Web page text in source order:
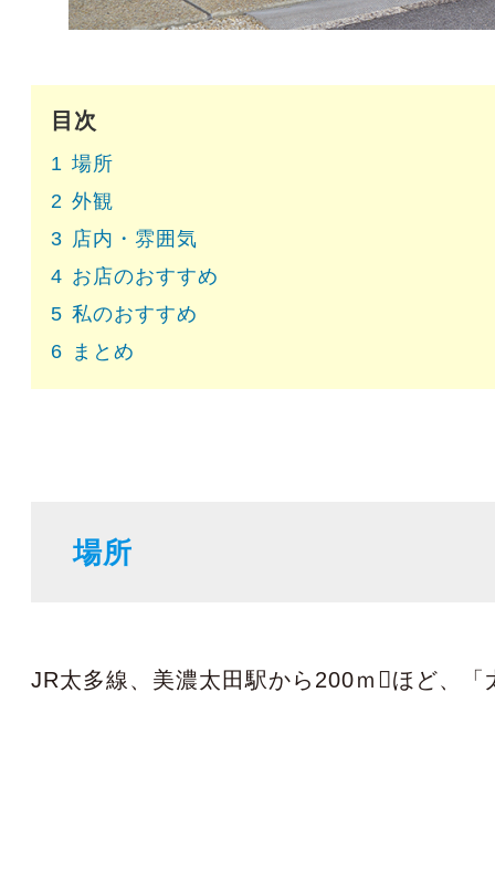
目次
1 場所
2 外観
3 店内・雰囲気
4 お店のおすすめ
5 私のおすすめ
6
まとめ
場所
JR太多線、美濃太田駅から200ｍほど、